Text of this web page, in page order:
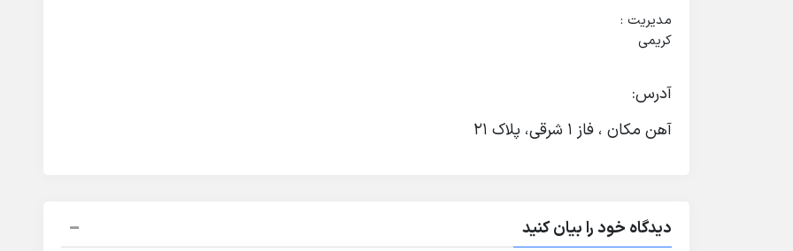
مدیریت :
کریمی
آدرس:
آهن مکان ، فاز 1 شرقی، پلاک 21
دیدگاه خود را بیان کنید